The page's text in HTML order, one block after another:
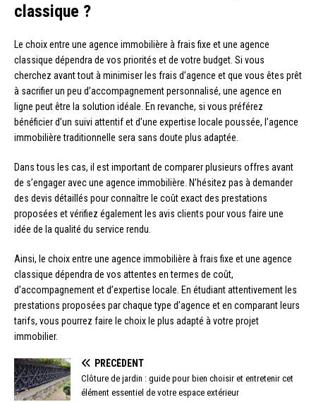
classique ?
Le choix entre une agence immobilière à frais fixe et une agence
classique dépendra de vos priorités et de votre budget. Si vous
cherchez avant tout à minimiser les frais d’agence et que vous êtes prêt
à sacrifier un peu d’accompagnement personnalisé, une agence en
ligne peut être la solution idéale. En revanche, si vous préférez
bénéficier d’un suivi attentif et d’une expertise locale poussée, l’agence
immobilière traditionnelle sera sans doute plus adaptée.
Dans tous les cas, il est important de comparer plusieurs offres avant
de s’engager avec une agence immobilière. N’hésitez pas à demander
des devis détaillés pour connaître le coût exact des prestations
proposées et vérifiez également les avis clients pour vous faire une
idée de la qualité du service rendu.
Ainsi, le choix entre une agence immobilière à frais fixe et une agence
classique dépendra de vos attentes en termes de coût,
d’accompagnement et d’expertise locale. En étudiant attentivement les
prestations proposées par chaque type d’agence et en comparant leurs
tarifs, vous pourrez faire le choix le plus adapté à votre projet
immobilier.
PRÉCÉDENT
Clôture de jardin : guide pour bien choisir et entretenir cet
élément essentiel de votre espace extérieur